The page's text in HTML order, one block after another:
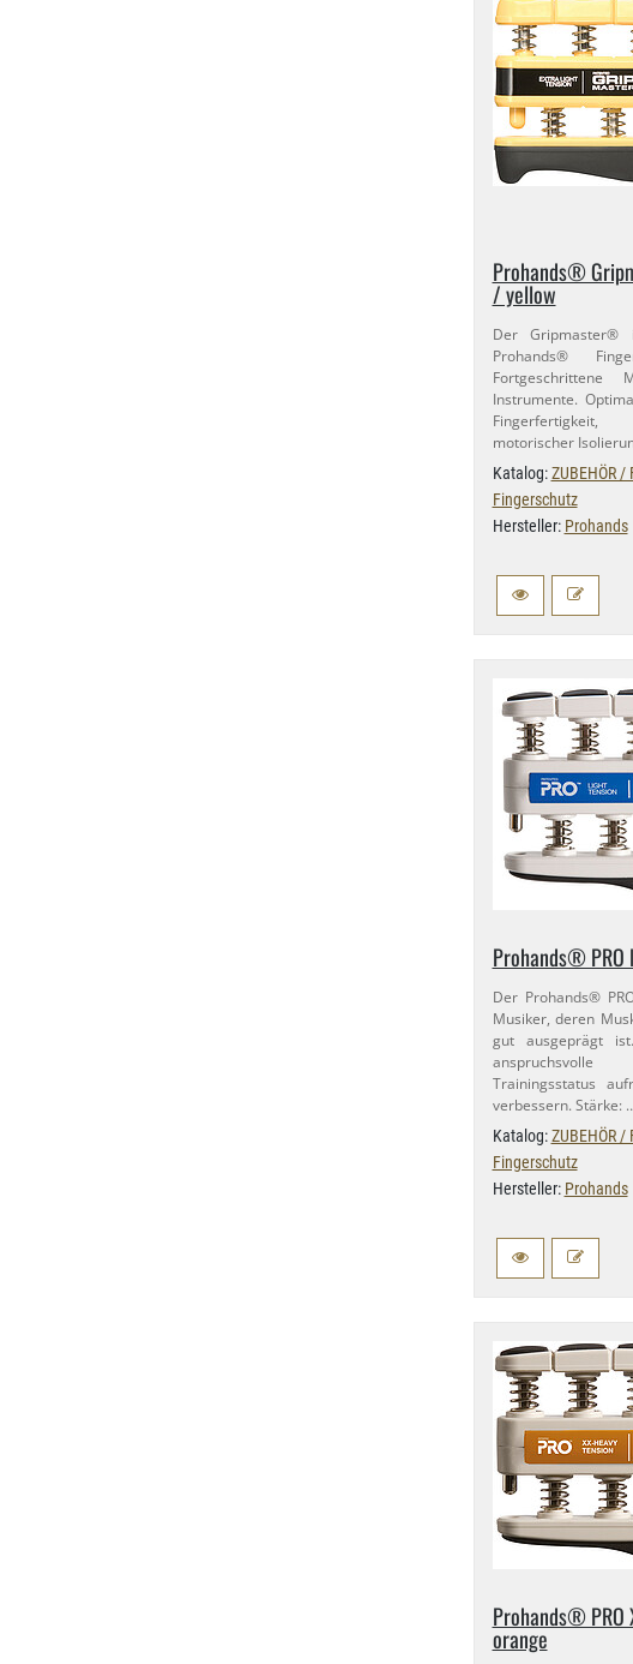
Prohands®
/ yellow
Der Gripmaster®
Prohands®
Instrumente.
motorischer
Katalog:ZUBEHÖR
Fingerschutz
Hersteller: Prohands
Prohands®
Der Prohands®
Musiker, deren
gut ausgeprägt
Trainingsstatus
verbessern. Stärke:
Katalog:ZUBEHÖR
Fingerschutz
Hersteller: Prohands
Prohands® PRO
orange